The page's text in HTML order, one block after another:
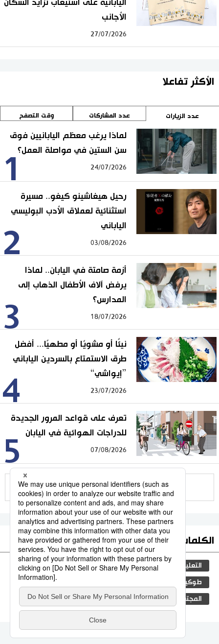
اليابانية على استيعاب تزايد السكان
الأجانب
27/07/2026
الأكثر تفاعلا
عدد الزيارات عدد المشاركات وقت التصفح
1
لماذا يرغب معظم اليابانيين فوق
سن الستين في مواصلة العمل؟
24/07/2026
2
رحيل هيغاشينو كيغو.. مسيرة
استثنائية لعملاق الأدب البوليسي
الياباني
03/08/2026
3
أزمة صامتة في اليابان.. لماذا
يرفض آلاف الأطفال الذهاب إلى
المدارس؟
18/07/2026
4
نيئًا أو مشويًا أو مطهيًا... أفضل
طرق الاستمتاع بالسردين الياباني
”إيواشي“
23/07/2026
5
تعرف على قواعد المرور الجديدة
للدراجات الهوائية في اليابان
07/08/2026
للمزيد
الكلمات الأكثر بحثا
التعليم الياباني ثقافة مجتمع الجنس
طوكيو جيجي برس
المجتمع الياباني فن